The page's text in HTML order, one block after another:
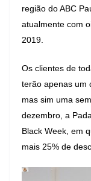
região do ABC
atualmente com
2019.
Os clientes de
terão apenas um
mas sim uma
dezembro, a
Black Week, em
mais 25% de